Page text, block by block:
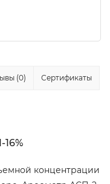
(0) Сертификаты
концентрации